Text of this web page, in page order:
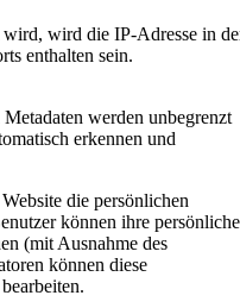
wird, wird die IP-Adresse in
enthalten sein.
werden unbegrenzt
erkennen und
die persönlichen
können ihre
(mit Ausnahme des
können diese